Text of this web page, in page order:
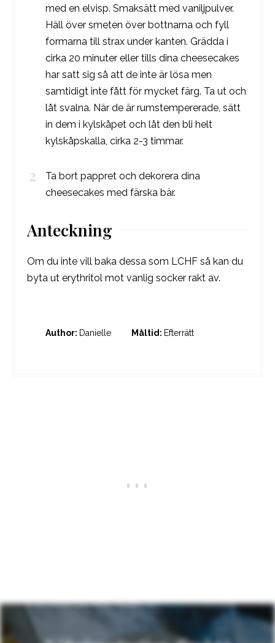
med en elvisp. Smaksätt med vaniljpulver.
Häll över smeten över bottnarna och fyll
formarna till strax under kanten. Grädda i
cirka 20 minuter eller tills dina cheesecakes
har satt sig så att de inte är lösa men
samtidigt inte fått för mycket färg. Ta ut och
låt svalna. När de är rumstempererade, sätt
in dem i kylskåpet och låt den bli helt
kylskåpskalla, cirka 2-3 timmar.
Ta bort pappret och dekorera dina
cheesecakes med färska bär.
Anteckning
Om du inte vill baka dessa som LCHF så kan du
byta ut erythritol mot vanlig socker rakt av.
Author: Danielle Måltid: Efterrätt